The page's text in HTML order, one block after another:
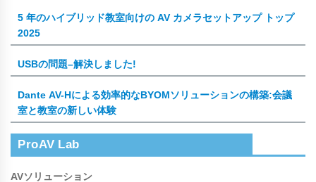
5 年のハイブリッド教室向けの AV カメラセットアップ トップ
2025
USBの問題–解決しました!
Dante AV-Hによる効率的なBYOMソリューションの構築:会議
室と教室の新しい体験
ProAV Lab
AVソリューション